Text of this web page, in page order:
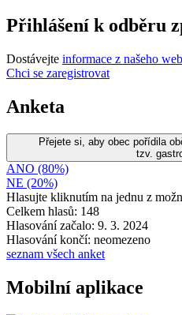
Přihlášení k odběru
Dostávejte informace z našeho
Chci se zaregistrovat
Anketa
Přejete si, aby obec pořídila
tzv.
ANO (80%)
NE (20%)
Hlasujte kliknutím na jednu z
Celkem hlasů: 148
Hlasování začalo: 9. 3. 2024
Hlasování končí: neomezeno
seznam všech anket
Mobilní aplikace